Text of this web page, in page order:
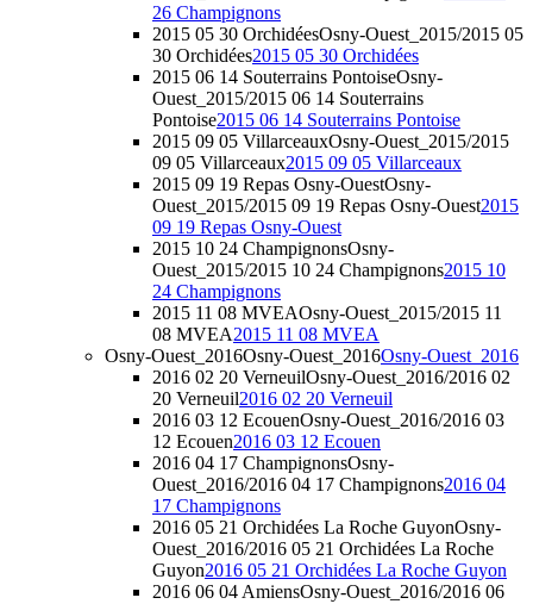
26 Champignons
2015 05 30 OrchidéesOsny-Ouest_2015/2015 05
30 Orchidées2015 05 30 Orchidées
2015 06 14 Souterrains PontoiseOsny-
Ouest_2015/2015 06 14 Souterrains
Pontoise2015 06 14 Souterrains Pontoise
2015 09 05 VillarceauxOsny-Ouest_2015/2015
09 05 Villarceaux2015 09 05 Villarceaux
2015 09 19 Repas Osny-OuestOsny-
Ouest_2015/2015 09 19 Repas Osny-Ouest2015
09 19 Repas Osny-Ouest
2015 10 24 ChampignonsOsny-
Ouest_2015/2015 10 24 Champignons2015 10
24 Champignons
2015 11 08 MVEAOsny-Ouest_2015/2015 11
08 MVEA2015 11 08 MVEA
Osny-Ouest_2016Osny-Ouest_2016Osny-Ouest_2016
2016 02 20 VerneuilOsny-Ouest_2016/2016 02
20 Verneuil2016 02 20 Verneuil
2016 03 12 EcouenOsny-Ouest_2016/2016 03
12 Ecouen2016 03 12 Ecouen
2016 04 17 ChampignonsOsny-
Ouest_2016/2016 04 17 Champignons2016 04
17 Champignons
2016 05 21 Orchidées La Roche GuyonOsny-
Ouest_2016/2016 05 21 Orchidées La Roche
Guyon2016 05 21 Orchidées La Roche Guyon
2016 06 04 AmiensOsny-Ouest_2016/2016 06